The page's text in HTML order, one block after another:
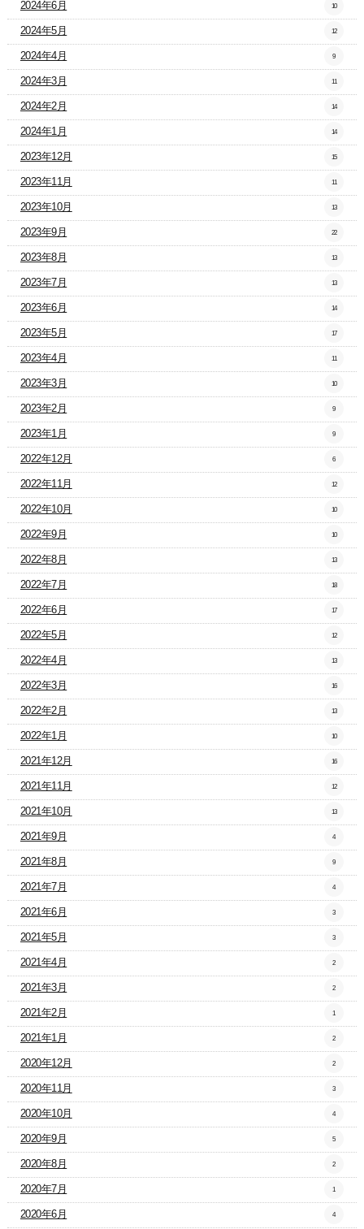
2024年6月 10
2024年5月 12
2024年4月 9
2024年3月 11
2024年2月 14
2024年1月 14
2023年12月 15
2023年11月 11
2023年10月 13
2023年9月 22
2023年8月 13
2023年7月 13
2023年6月 14
2023年5月 17
2023年4月 11
2023年3月 10
2023年2月 9
2023年1月 9
2022年12月 6
2022年11月 12
2022年10月 10
2022年9月 10
2022年8月 13
2022年7月 18
2022年6月 17
2022年5月 12
2022年4月 13
2022年3月 16
2022年2月 13
2022年1月 10
2021年12月 16
2021年11月 12
2021年10月 13
2021年9月 4
2021年8月 9
2021年7月 4
2021年6月 3
2021年5月 3
2021年4月 2
2021年3月 2
2021年2月 1
2021年1月 2
2020年12月 2
2020年11月 3
2020年10月 4
2020年9月 5
2020年8月 2
2020年7月 1
2020年6月 4